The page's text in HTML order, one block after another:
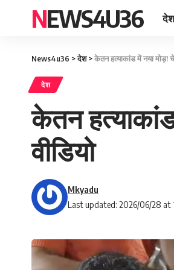
NEWS4U36 देश
News4u36 >देश>केतन हत्याकांड में नया मोड़!
देश
केतन
वीडियो
Last updated: 2026/06/28 at
Mkyadu